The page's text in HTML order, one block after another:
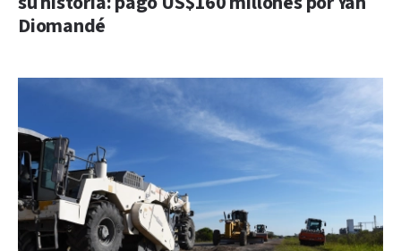
Diomandé